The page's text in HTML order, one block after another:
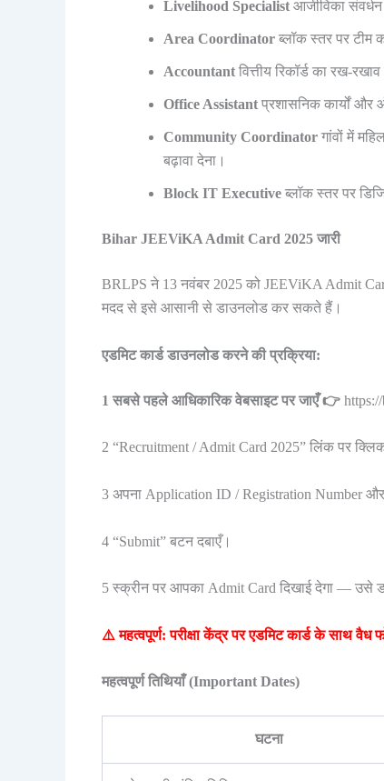
Livelihood Specialist आजीविका
Area Coordinator ब्लॉक स्तर पर टीम
Accountant वित्तीय रिकॉर्ड का रख-
Office Assistant प्रशासनिक कार्यों और
Community Coordinator गांवों में
बढ़ावा देना।
Block IT Executive ब्लॉक स्तर पर
Bihar JEEViKA Admit Card 2025 जारी
BRLPS ने 13 नवंबर 2025 को JEEViKA Admit
मदद से इसे आसानी से डाउनलोड कर सकते हैं।
एडमिट कार्ड डाउनलोड करने की प्रक्रिया:
1 सबसे पहले आधिकारिक वेबसाइट पर जाएँ 👉
2 “Recruitment / Admit Card 2025” लिंक पर
3 अपना Application ID / Registration Number
4 “Submit” बटन दबाएँ।
5 स्क्रीन पर आपका Admit Card दिखाई देगा — उसे
⚠️ महत्वपूर्ण: परीक्षा केंद्र पर एडमिट कार्ड के साथ
महत्वपूर्ण तिथियाँ (Important Dates)
घटना